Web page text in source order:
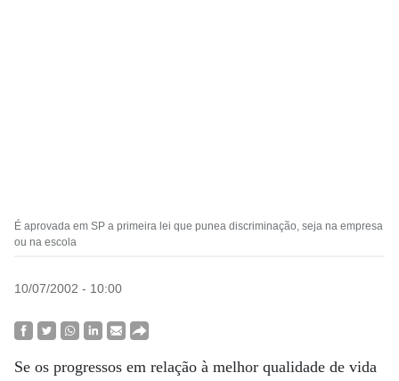
É aprovada em SP a primeira lei que punea discriminação, seja na empresa
ou na escola
10/07/2002 - 10:00
Se os progressos em relação à melhor qualidade de vida